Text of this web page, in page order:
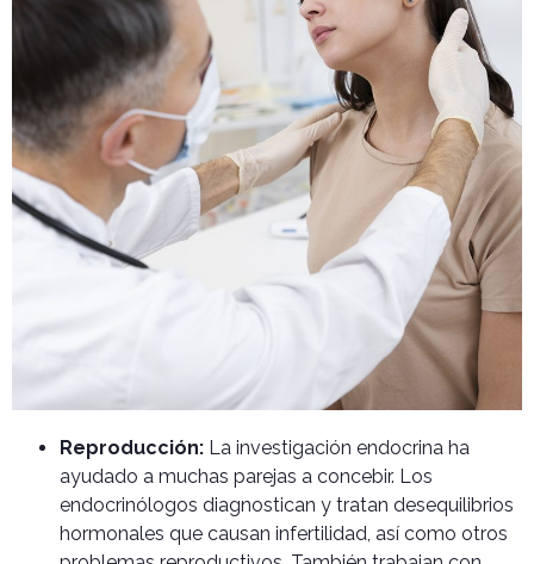
Reproducción: La investigación endocrina ha
ayudado a muchas parejas a concebir. Los
endocrinólogos diagnostican y tratan desequilibrios
hormonales que causan infertilidad, así como otros